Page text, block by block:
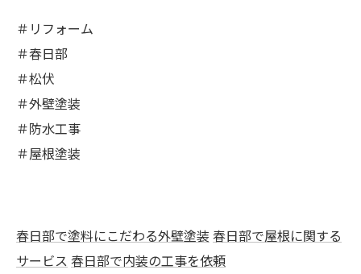
＃リフォーム
＃春日部
＃松伏
＃外壁塗装
＃防水工事
＃屋根塗装
春日部で塗料にこだわる外壁塗装 春日部で屋根に関する
サービス 春日部で内装の工事を依頼